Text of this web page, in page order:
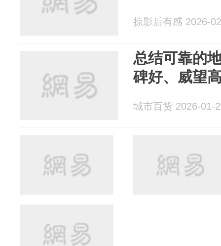
掠影后有感 2026-
总结可靠的
碑好、威望
城市百货 2026-01-